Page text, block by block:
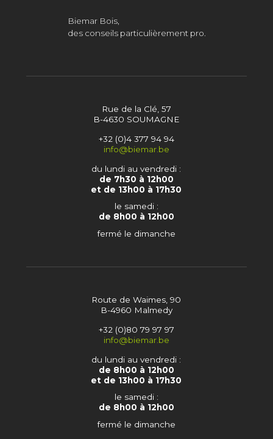
Biemar Bois,
des conseils particulièrement pro.
Rue de la Clé, 57
B-4630 SOUMAGNE
+32 (0)4 377 94 94
info@biemar.be
du lundi au vendredi :
de 7h30 à 12h00
et de 13h00 à 17h30
le samedi :
de 8h00 à 12h00
fermé le dimanche
Route de Waimes, 90
B-4960 Malmedy
+32 (0)80 79 97 97
info@biemar.be
du lundi au vendredi :
de 8h00 à 12h00
et de 13h00 à 17h30
le samedi :
de 8h00 à 12h00
fermé le dimanche